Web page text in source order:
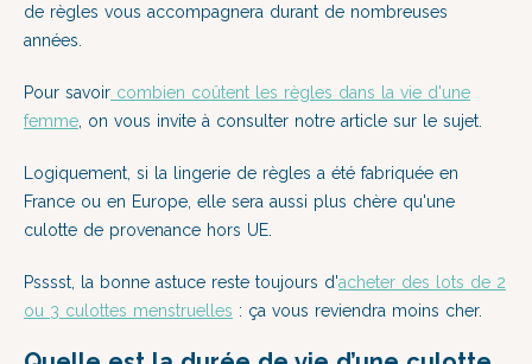
de règles vous accompagnera durant de nombreuses
années.
Pour savoir combien coûtent les règles dans la vie d'une
femme, on vous invite à consulter notre article sur le sujet.
Logiquement, si la lingerie de règles a été fabriquée en
France ou en Europe, elle sera aussi plus chère qu'une
culotte de provenance hors UE.
Psssst, la bonne astuce reste toujours d'acheter des lots de 2
ou 3 culottes menstruelles : ça vous reviendra moins cher.